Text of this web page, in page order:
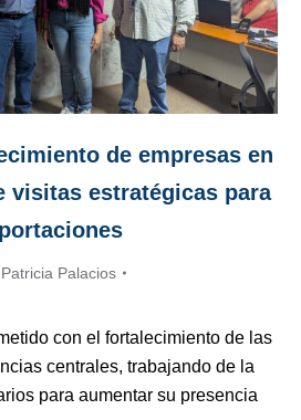
de empresas en
visitas estratégicas para
Patricia Palacios
con el fortalecimiento de las
centrales, trabajando de la
para aumentar su presencia